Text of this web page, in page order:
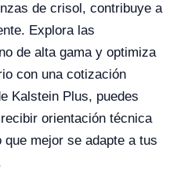
de crisol, contribuye a
Explora las
de alta gama y optimiza
con una cotización
Kalstein Plus, puedes
orientación técnica
mejor se adapte a tus